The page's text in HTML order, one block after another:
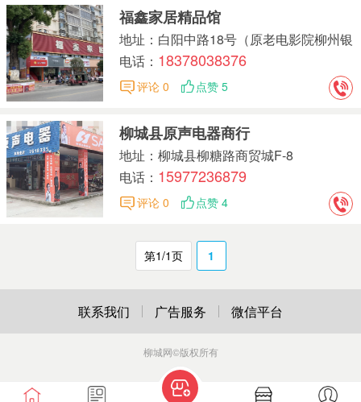
福鑫家居精品馆
地址：白阳中路18号（原老电影院柳州银
行旁）
电话： 18378038376
评论 0 点赞 5
柳城县原声电器商行
地址：柳城县柳糖路商贸城F-8
电话： 15977236879
评论 0 点赞 4
第1/1页 1
联系我们 广告服务 微信平台
柳城网©版权所有